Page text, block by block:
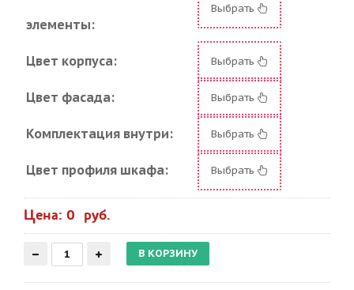
элементы:
Выбрать
Цвет корпуса: Выбрать
Цвет фасада: Выбрать
Комплектация внутри: Выбрать
Цвет профиля шкафа: Выбрать
Цена: 0 руб.